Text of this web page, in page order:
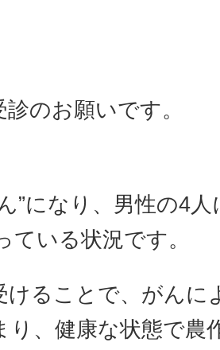
のお願いです。
”になり、男性の4人
いる状況です。
ることで、がんに
、健康な状態で農